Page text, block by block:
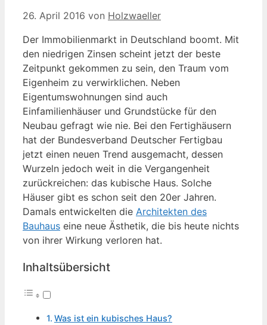
26. April 2016 von Holzwaeller
Der Immobilienmarkt in Deutschland boomt. Mit
den niedrigen Zinsen scheint jetzt der beste
Zeitpunkt gekommen zu sein, den Traum vom
Eigenheim zu verwirklichen. Neben
Eigentumswohnungen sind auch
Einfamilienhäuser und Grundstücke für den
Neubau gefragt wie nie. Bei den Fertighäusern
hat der Bundesverband Deutscher Fertigbau
jetzt einen neuen Trend ausgemacht, dessen
Wurzeln jedoch weit in die Vergangenheit
zurückreichen: das kubische Haus. Solche
Häuser gibt es schon seit den 20er Jahren.
Damals entwickelten die Architekten des
Bauhaus eine neue Ästhetik, die bis heute nichts
von ihrer Wirkung verloren hat.
Inhaltsübersicht
Was ist ein kubisches Haus?